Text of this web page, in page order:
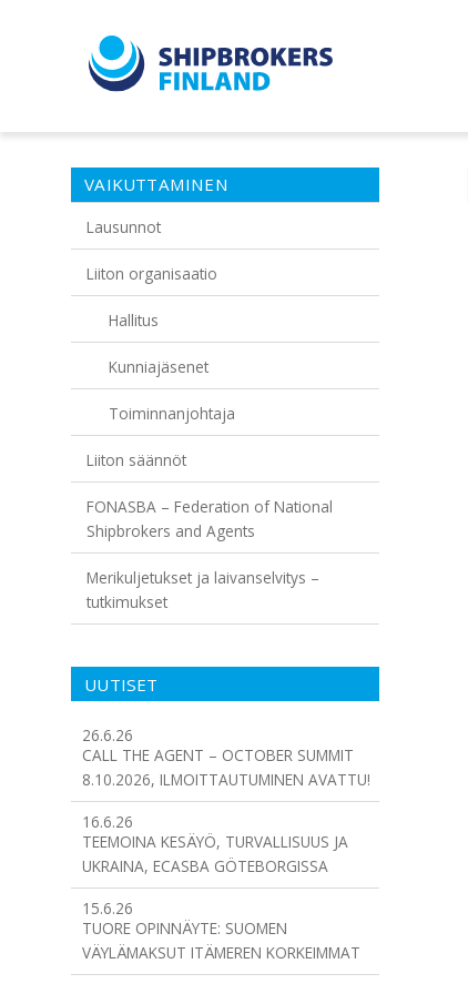
VAIKUTTAMINEN
Lausunnot
Liiton organisaatio
Hallitus
Kunniajäsenet
Toiminnanjohtaja
Liiton säännöt
FONASBA – Federation of National
Shipbrokers and Agents
Merikuljetukset ja laivanselvitys –
tutkimukset
UUTISET
26.6.26
CALL THE AGENT – OCTOBER SUMMIT
8.10.2026, ILMOITTAUTUMINEN AVATTU!
16.6.26
TEEMOINA KESÄYÖ, TURVALLISUUS JA
UKRAINA, ECASBA GÖTEBORGISSA
15.6.26
TUORE OPINNÄYTE: SUOMEN
VÄYLÄMAKSUT ITÄMEREN KORKEIMMAT